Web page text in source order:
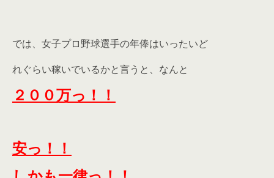
では、女子プロ野球選手の年俸はいったいど
れぐらい稼いでいるかと言うと、なんと
２００万っ！！
安っ！！